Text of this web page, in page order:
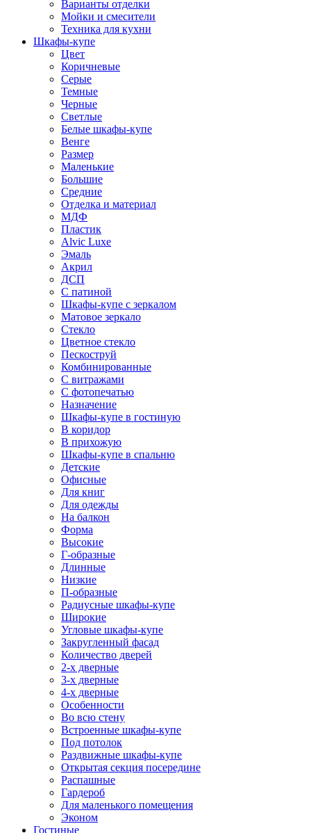
Варианты отделки
Мойки и смесители
Техника для кухни
Шкафы-купе
Цвет
Коричневые
Серые
Темные
Черные
Светлые
Белые шкафы-купе
Венге
Размер
Маленькие
Большие
Средние
Отделка и материал
МДФ
Пластик
Alvic Luxe
Эмаль
Акрил
ДСП
С патиной
Шкафы-купе с зеркалом
Матовое зеркало
Стекло
Цветное стекло
Пескоструй
Комбинированные
С витражами
С фотопечатью
Назначение
Шкафы-купе в гостиную
В коридор
В прихожую
Шкафы-купе в спальню
Детские
Офисные
Для книг
Для одежды
На балкон
Форма
Высокие
Г-образные
Длинные
Низкие
П-образные
Радиусные шкафы-купе
Широкие
Угловые шкафы-купе
Закругленный фасад
Количество дверей
2-х дверные
3-х дверные
4-х дверные
Особенности
Во всю стену
Встроенные шкафы-купе
Под потолок
Раздвижные шкафы-купе
Открытая секция посередине
Распашные
Гардероб
Для маленького помещения
Эконом
Гостиные